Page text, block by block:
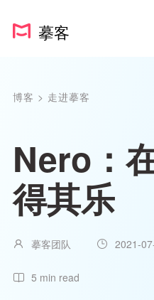
摹客
博客 > 走进摹客
Nero：
得其乐
摹客团队 2021-
5 min read